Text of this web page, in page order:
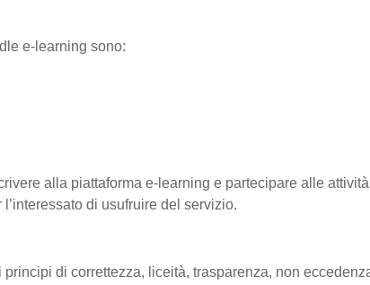
e-learning sono:
alla piattaforma e-learning e partecipare alle
di usufruire del servizio.
di correttezza, liceità, trasparenza, non